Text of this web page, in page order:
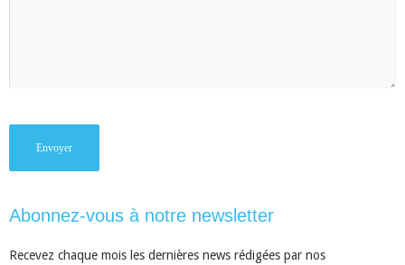
Abonnez-vous à notre newsletter
Recevez chaque mois les dernières news rédigées par nos